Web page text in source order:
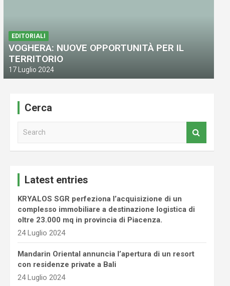
PRIMO PIANO
COIMA, prosegue lo sviluppo di
17 Giugno 2024
EDITORIALI
VOGHERA: NUOVE OPPORTUNITÀ PER IL
TERRITORIO
17 Luglio 2024
Cerca
Latest entries
KRYALOS SGR perfeziona l’acquisizione di un
complesso immobiliare a destinazione logistica di
oltre 23.000 mq in provincia di Piacenza.
24 Luglio 2024
Mandarin Oriental annuncia l’apertura di un resort
con residenze private a Bali
24 Luglio 2024